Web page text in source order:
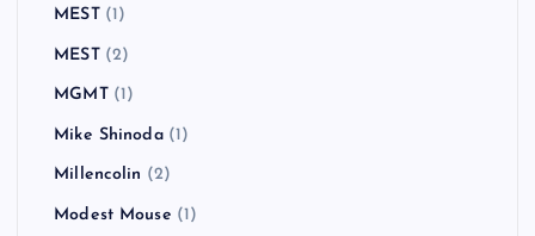
MEST(1)
MEST(2)
MGMT(1)
Mike Shinoda(1)
Millencolin (2)
Modest Mouse (1)